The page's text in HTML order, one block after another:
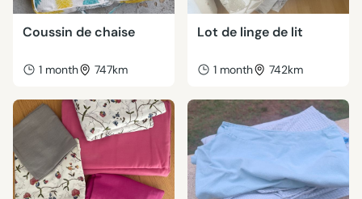
Coussin de chaise
1 month 747km
Lot de linge de lit
1 month 742km